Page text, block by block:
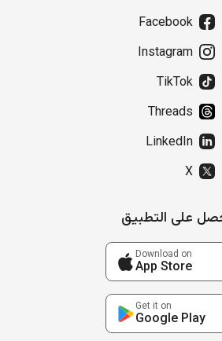
Facebook
Instagram
TikTok
Threads
LinkedIn
X
على التطبيق
Download on
App Store
Get it on
Google Play